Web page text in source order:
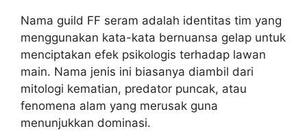
Nama guild FF seram adalah identitas tim yang
menggunakan kata-kata bernuansa gelap untuk
menciptakan efek psikologis terhadap lawan
main. Nama jenis ini biasanya diambil dari
mitologi kematian, predator puncak, atau
fenomena alam yang merusak guna
menunjukkan dominasi.